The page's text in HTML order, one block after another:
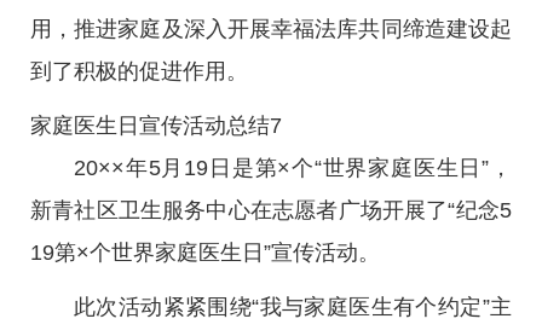
用，推进家庭及深入开展幸福法库共同缔造建设起
到了积极的促进作用。
家庭医生日宣传活动总结7
20××年5月19日是第×个“世界家庭医生日”，
新青社区卫生服务中心在志愿者广场开展了“纪念5
19第×个世界家庭医生日”宣传活动。
此次活动紧紧围绕“我与家庭医生有个约定”主